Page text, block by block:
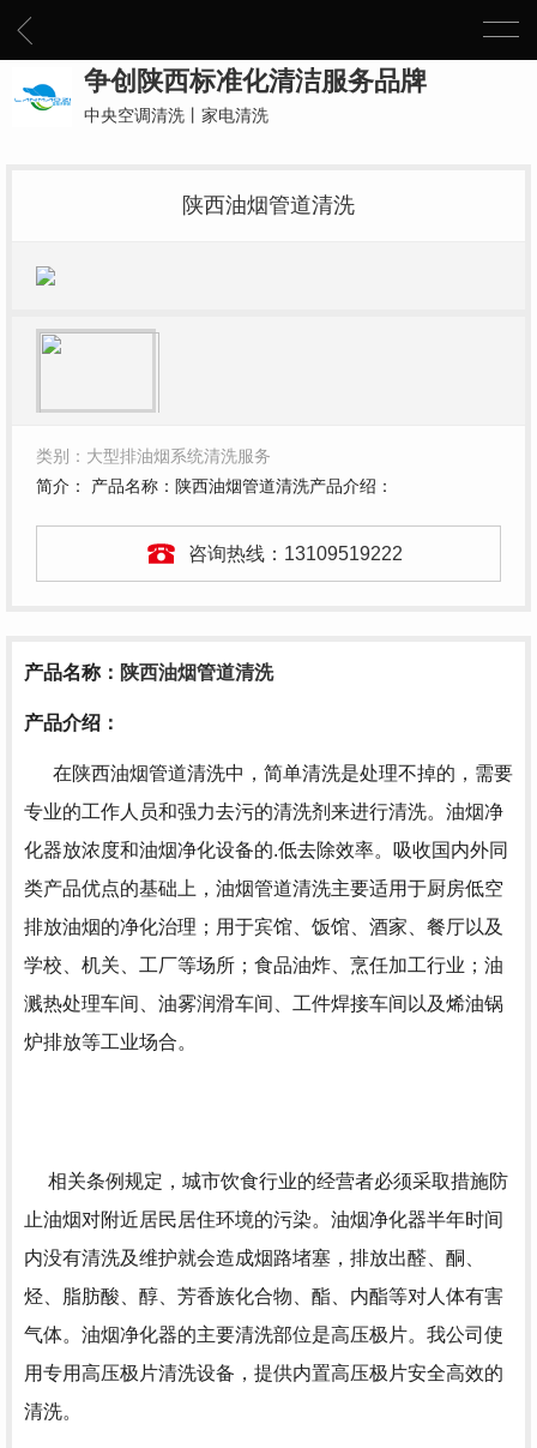
争创陕西标准化清洁服务品牌
中央空调清洗丨家电清洗
陕西油烟管道清洗
类别：大型排油烟系统清洗服务
简介： 产品名称：陕西油烟管道清洗产品介绍：
咨询热线： 13109519222
产品名称： 陕西油烟管道清洗
产品介绍：
在陕西油烟管道清洗中， 简单清洗是处理不掉的，需要
专业的工作人员和强力去污的清洗剂来进行清洗。油烟净
化器放浓度和油烟净化设备的.低去除效率。吸收国内外同
类产品优点的基础上， 油烟管道清洗主要适用于厨房低空
排放油烟的净化治理；用于宾馆、饭馆、酒家、餐厅以及
学校、机关、工厂等场所；食品油炸、烹任加工行业；油
溅热处理车间、油雾润滑车间、工件焊接车间以及烯油锅
炉排放等工业场合。
相关条例规定，城市饮食行业的经营者必须采取措施防
止油烟对附近居民居住环境的污染。油烟净化器半年时间
内没有清洗及维护就会造成烟路堵塞，排放出醛、酮、
烃、脂肪酸、醇、芳香族化合物、酯、内酯等对人体有害
气体。油烟净化器的主要清洗部位是高压极片。我公司使
用专用高压极片清洗设备，提供内置高压极片安全高效的
清洗。